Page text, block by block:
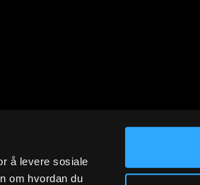
å levere sosiale
om hvordan du